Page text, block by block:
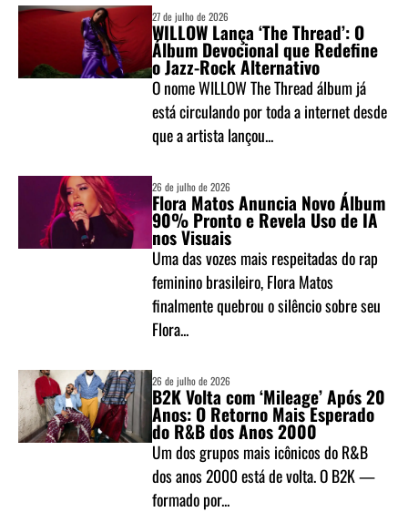
27 de julho de 2026
WILLOW Lança ‘The Thread’: O
Álbum Devocional que Redefine
o Jazz-Rock Alternativo
O nome WILLOW The Thread álbum já
está circulando por toda a internet desde
que a artista lançou...
26 de julho de 2026
Flora Matos Anuncia Novo Álbum
90% Pronto e Revela Uso de IA
nos Visuais
Uma das vozes mais respeitadas do rap
feminino brasileiro, Flora Matos
finalmente quebrou o silêncio sobre seu
Flora...
26 de julho de 2026
B2K Volta com ‘Mileage’ Após 20
Anos: O Retorno Mais Esperado
do R&B dos Anos 2000
Um dos grupos mais icônicos do R&B
dos anos 2000 está de volta. O B2K —
formado por...